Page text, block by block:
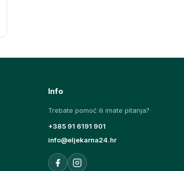
Info
Trebate pomoć ili imate pitanja?
+385 91 6191 901
info@eljekarna24.hr